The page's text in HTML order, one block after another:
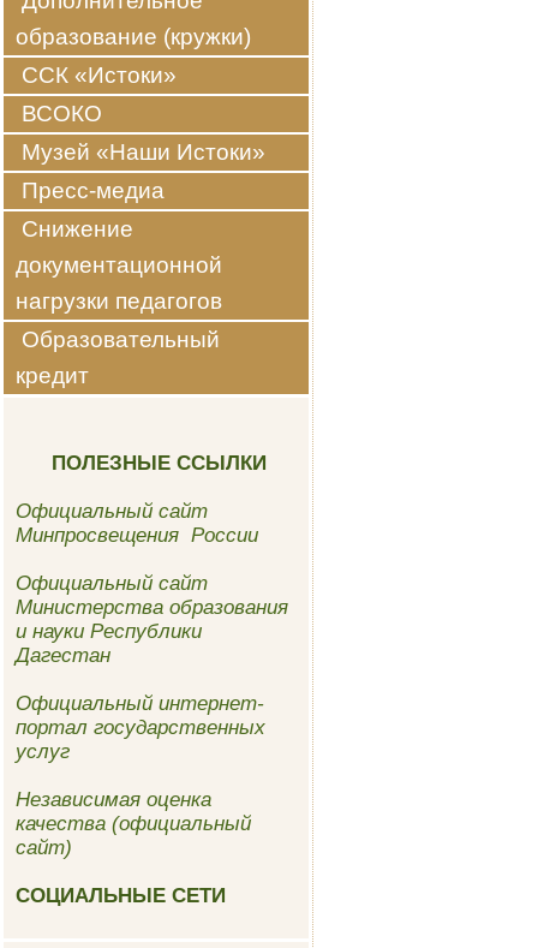
образование (кружки)
ССК «Истоки»
ВСОКО
Музей «Наши Истоки»
Пресс-медиа
Снижение
документационной
нагрузки педагогов
Образовательный
кредит
ПОЛЕЗНЫЕ ССЫЛКИ
Официальный сайт
Минпросвещения России
Официальный сайт
Министерства образования
и науки Республики
Дагестан
Официальный интернет-
портал государственных
услуг
Независимая оценка
качества (официальный
сайт)
СОЦИАЛЬНЫЕ СЕТИ